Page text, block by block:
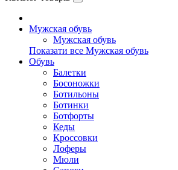
Мужская обувь
Мужская обувь
Показати все Мужская обувь
Обувь
Балетки
Босоножки
Ботильоны
Ботинки
Ботфорты
Кеды
Кроссовки
Лоферы
Мюли